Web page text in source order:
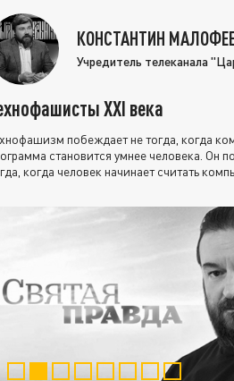
КОНСТАНТИН
Учредитель телеканала
XXI века
побеждает не тогда, когда
становится умнее человека. Он
когда человек начинает считать